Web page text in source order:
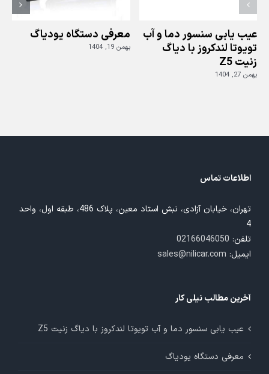
عیب یابی سنسور دما و آب
تویوتا لندکروز با دیاگ
زنیت Z5
بهمن 27, 1404
معرفی دستگاه یودیاگ
بهمن 19, 1404
اطلاعات تماس
تهران، خیابان آزادی، نبش استاد معین، پلاک 486، طبقه اول، واحد
4
تلفن: 02166046050
ایمیل: sales@nilicar.com
آخرین مطالب نیلی کار
عیب یابی سنسور دما و آب تویوتا لندکروز با دیاگ زنیت Z5
معرفی دستگاه یودیاگ